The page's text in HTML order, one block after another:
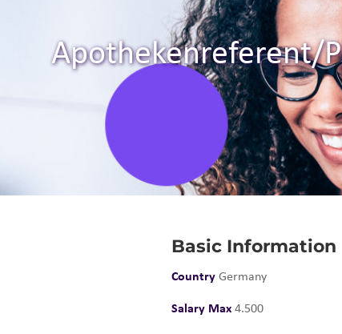
Apotheken­referent/
Basic Information
Country Germany
Salary Max 4.500